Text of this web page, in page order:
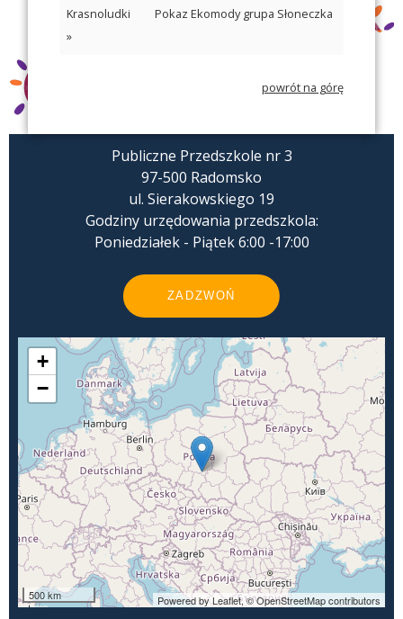
Krasnoludki
Pokaz Ekomody grupa Słoneczka
»
powrót na górę
Publiczne Przedszkole nr 3
97-500 Radomsko
ul. Sierakowskiego 19
Godziny urzędowania przedszkola:
Poniedziałek - Piątek 6:00 -17:00
ZADZWOŃ
+
−
500 km Powered by Leaflet,© OpenStreetMap contributors